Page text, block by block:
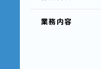
業務内容